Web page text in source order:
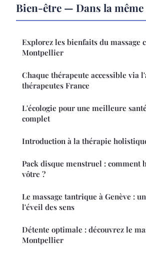
Bien-être — Dans la
Explorez les bienfaits du massage
Montpellier
Chaque thérapeute accessible via
thérapeutes France
L'écologie pour une meilleure
complet
Introduction à la thérapie
Pack disque menstruel : comment
vôtre ?
Le massage tantrique à Genève :
l'éveil des sens
Détente optimale : découvrez le
Montpellier